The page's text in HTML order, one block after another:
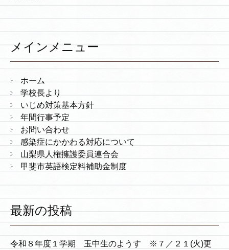
メインメニュー
ホーム
学校長より
いじめ対策基本方針
年間行事予定
お問い合わせ
感染症にかかわる対応について
山梨県人権擁護委員連合会
甲斐市英語検定料補助金制度
最新の投稿
令和８年度１学期 玉中生のようす ※７／２１(火)更